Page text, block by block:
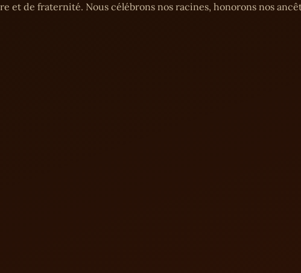
et de fraternité. Nous célébrons nos racines, honorons nos